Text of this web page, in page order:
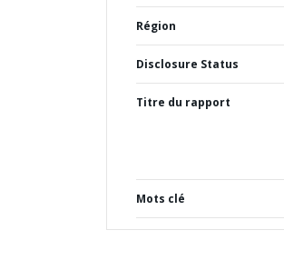
Région
Disclosure Status
Titre du rapport
Mots clé